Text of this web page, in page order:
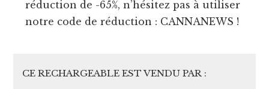
réduction de -65%, n’hésitez pas à utiliser
notre code de réduction : CANNANEWS !
CE RECHARGEABLE EST VENDU PAR :